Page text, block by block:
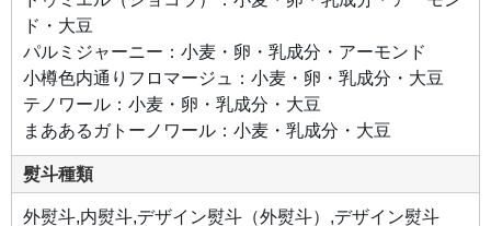
ド・大豆
パルミジャーニー：小麦・卵・乳成分・アーモンド
小樽色内通りフロマージュ：小麦・卵・乳成分・大豆
テノワール：小麦・卵・乳成分・大豆
まああるガトーノワール：小麦・乳成分・大豆
熨斗種類
外熨斗,内熨斗,デザイン熨斗（外熨斗）,デザイン熨斗